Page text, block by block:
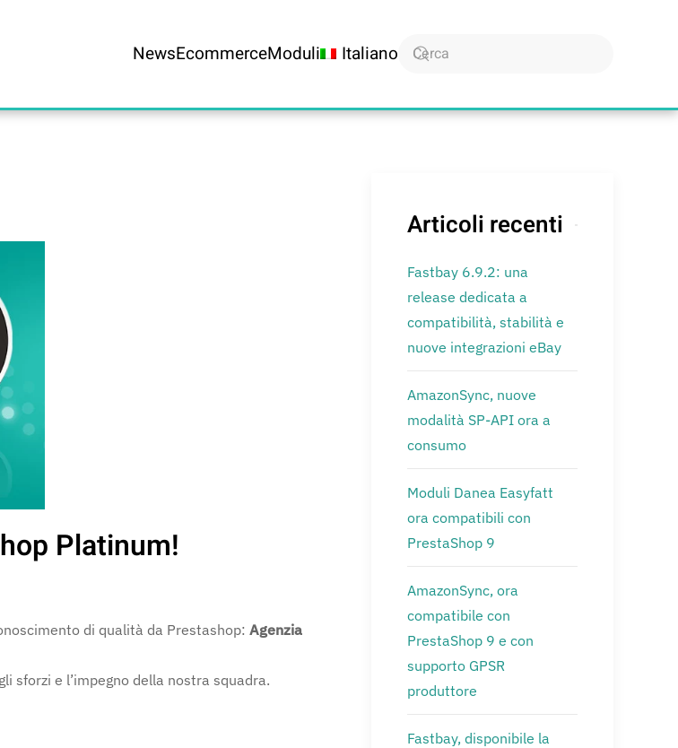
NewsEcommerceModuli Italiano
Platinum!
di qualità da Prestashop: Agenzia
sforzi e l’impegno della nostra squadra.
Articoli recenti
Fastbay 6.9.2: una
release dedicata a
compatibilità, stabilità e
nuove integrazioni eBay
AmazonSync, nuove
modalità SP-API ora a
consumo
Moduli Danea Easyfatt
ora compatibili con
PrestaShop 9
AmazonSync, ora
compatibile con
PrestaShop 9 e con
supporto GPSR
produttore
Fastbay, disponibile la